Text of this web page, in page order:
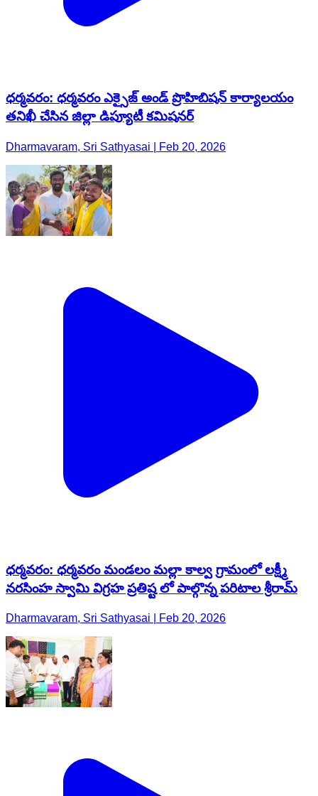
ధర్మవరం: ధర్మవరం ఎక్సైజ్ అండ్ ప్రొహిబిషన్ కార్యాలయం
తనిఖీ చేసిన జిల్లా డిప్యూటీ కమిషనర్
Dharmavaram, Sri Sathyasai | Feb 20, 2026
ధర్మవరం: ధర్మవరం మండలం మల్లా కాల్వ గ్రామంలో లక్ష్మీ
నరసింహ స్వామి విగ్రహ ప్రతిష్ట లో పాల్గొన్న పరిటాల శ్రీరామ్
Dharmavaram, Sri Sathyasai | Feb 20, 2026